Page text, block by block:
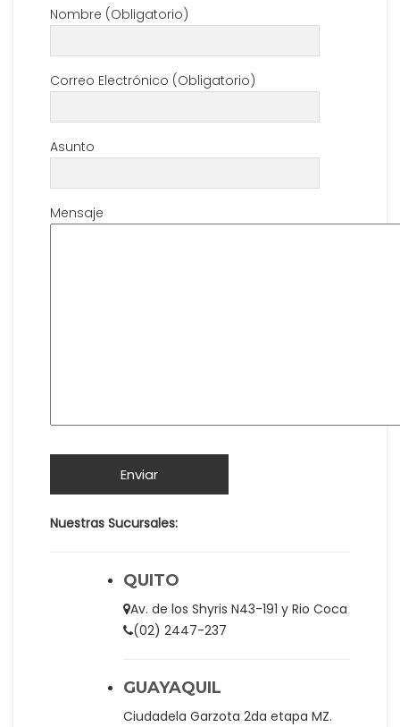
Nombre (Obligatorio)
Correo Electrónico (Obligatorio)
Asunto
Mensaje
Nuestras Sucursales:
QUITO
Av. de los Shyris N43-191 y Rio Coca
(02) 2447-237
GUAYAQUIL
Ciudadela Garzota 2da etapa MZ.